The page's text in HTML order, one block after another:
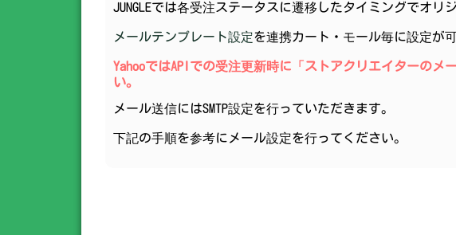
JUNGLEでは各受注ステータスに遷移したタイミングでオリ
メールテンプレート設定を連携カート・モール毎に設定が
YahooではAPIでの受注更新時に「ストアクリエイターの
い。
メール送信にはSMTP設定を行っていただきます。
下記の手順を参考にメール設定を行ってください。